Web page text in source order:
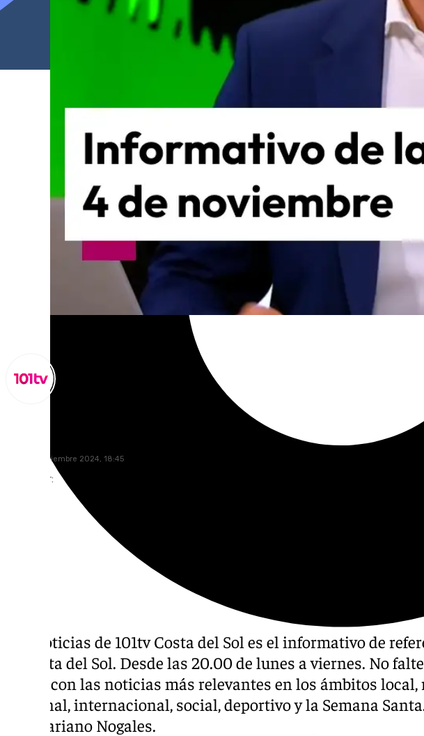
lunes, 4 noviembre 2024, 18:45
Compartir:
Las noticias de 101tv Costa del Sol es el informativo de
la Costa del Sol. Desde las 20.00 de lunes a viernes. No
diaria con las noticias más relevantes en los ámbitos local,
nacional, internacional, social, deportivo y la Semana
por Mariano Nogales.